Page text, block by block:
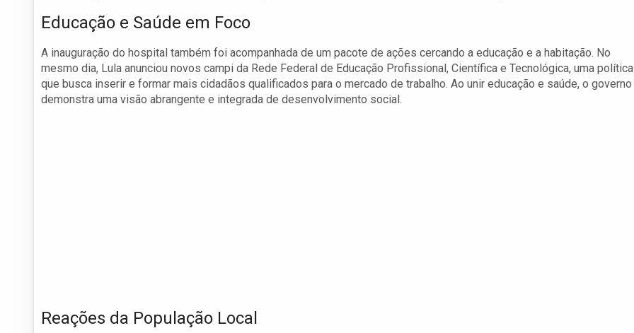
Educação e Saúde em Foco
A inauguração do hospital também foi acompanhada de um pacote de ações cercando a educação e a habitação. No
mesmo dia, Lula anunciou novos campi da Rede Federal de Educação Profissional, Científica e Tecnológica, uma política
que busca inserir e formar mais cidadãos qualificados para o mercado de trabalho. Ao unir educação e saúde, o governo
demonstra uma visão abrangente e integrada de desenvolvimento social.
Reações da População Local